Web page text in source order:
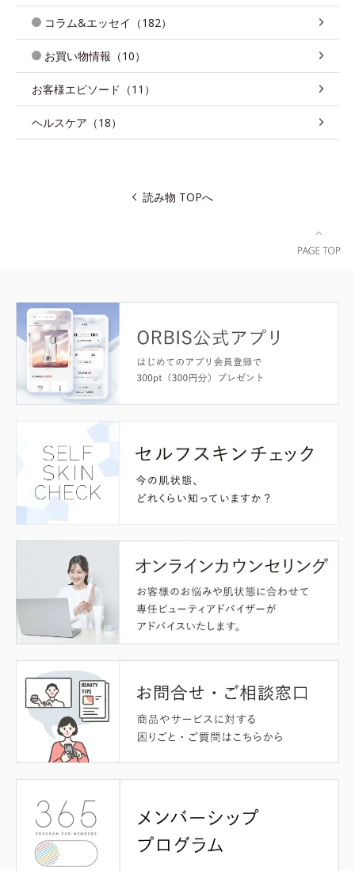
コラム&エッセイ（182）
お買い物情報（10）
お客様エピソード（11）
ヘルスケア（18）
読み物 TOPへ